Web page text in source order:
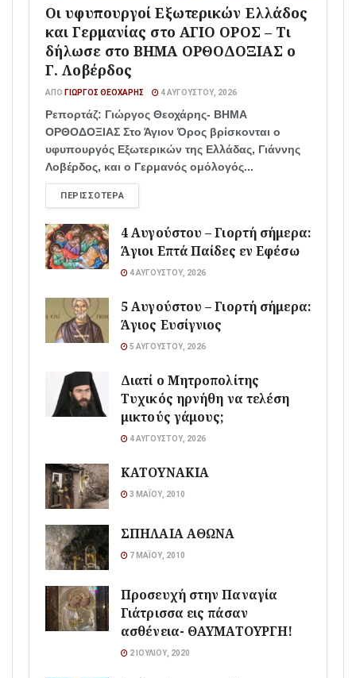
Οι υφυπουργοί Εξωτερικών Ελλάδος
και Γερμανίας στο ΑΓΙΟ ΟΡΟΣ – Τι
δήλωσε στο ΒΗΜΑ ΟΡΘΟΔΟΞΙΑΣ ο
Γ. Λοβέρδος
ΑΠΌ ΓΙΏΡΓΟΣ ΘΕΟΧΆΡΗΣ 4 ΑΥΓΟΎΣΤΟΥ, 2026
Ρεπορτάζ: Γιώργος Θεοχάρης- ΒΗΜΑ
ΟΡΘΟΔΟΞΙΑΣ Στο Άγιον Όρος βρίσκονται ο
υφυπουργός Εξωτερικών της Ελλάδας, Γιάννης
Λοβέρδος, και ο Γερμανός ομόλογός...
ΠΕΡΙΣΣΌΤΕΡΑ
4 Αυγούστου – Γιορτή σήμερα:
Άγιοι Επτά Παίδες εν Εφέσω
4 ΑΥΓΟΎΣΤΟΥ, 2026
5 Αυγούστου – Γιορτή σήμερα:
Άγιος Ευσίγνιος
5 ΑΥΓΟΎΣΤΟΥ, 2026
Διατί ο Μητροπολίτης
Τυχικός ηρνήθη να τελέση
μικτούς γάμους;
4 ΑΥΓΟΎΣΤΟΥ, 2026
ΚΑΤΟΥΝΑΚΙΑ
3 ΜΑΪ́ΟΥ, 2010
ΣΠΗΛΑΙΑ ΑΘΩΝΑ
7 ΜΑΪ́ΟΥ, 2010
Προσευχή στην Παναγία
Γιάτρισσα εις πάσαν
ασθένεια- ΘΑΥΜΑΤΟΥΡΓΗ!
2 ΙΟΥΛΊΟΥ, 2020